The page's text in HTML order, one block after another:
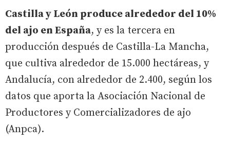
Castilla y León produce alrededor del 10%
del ajo en España, y es la tercera en
producción después de Castilla-La Mancha,
que cultiva alrededor de 15.000 hectáreas, y
Andalucía, con alrededor de 2.400, según los
datos que aporta la Asociación Nacional de
Productores y Comercializadores de ajo
(Anpca).